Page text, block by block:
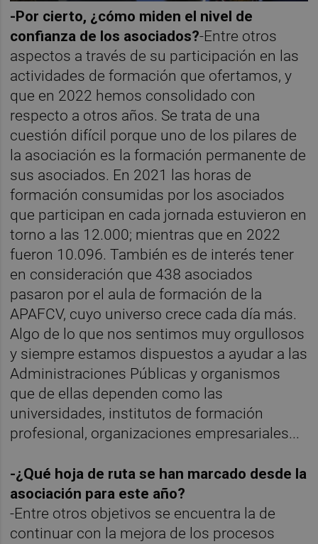
-Por cierto, ¿cómo miden el nivel de
confianza de los asociados?-Entre otros
aspectos a través de su participación en las
actividades de formación que ofertamos, y
que en 2022 hemos consolidado con
respecto a otros años. Se trata de una
cuestión difícil porque uno de los pilares de
la asociación es la formación permanente de
sus asociados. En 2021 las horas de
formación consumidas por los asociados
que participan en cada jornada estuvieron en
torno a las 12.000; mientras que en 2022
fueron 10.096. También es de interés tener
en consideración que 438 asociados
pasaron por el aula de formación de la
APAFCV, cuyo universo crece cada día más.
Algo de lo que nos sentimos muy orgullosos
y siempre estamos dispuestos a ayudar a las
Administraciones Públicas y organismos
que de ellas dependen como las
universidades, institutos de formación
profesional, organizaciones empresariales...
-¿Qué hoja de ruta se han marcado desde la
asociación para este año?
-Entre otros objetivos se encuentra la de
continuar con la mejora de los procesos